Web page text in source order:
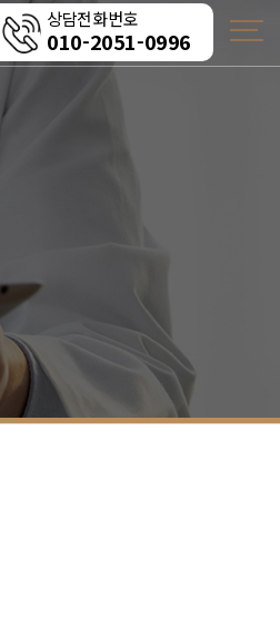
상담전화번호
010-2051-0996